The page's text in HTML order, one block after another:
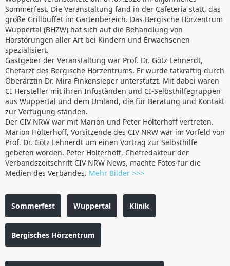
Sommerfest. Die Veranstaltung fand in der Cafeteria statt, das
große Grillbuffet im Gartenbereich. Das Bergische Hörzentrum
Wuppertal (BHZW) hat sich auf die Behandlung von
Hörstörungen aller Art bei Kindern und Erwachsenen
spezialisiert.
Gastgeber der Veranstaltung war Prof. Dr. Götz Lehnerdt,
Chefarzt des Bergische Hörzentrums. Er wurde tatkräftig durch
Oberärztin Dr. Mira Finkensieper unterstützt. Mit dabei waren
CI Hersteller mit ihren Infoständen und CI-Selbsthilfegruppen
aus Wuppertal und dem Umland, die für Beratung und Kontakt
zur Verfügung standen.
Der CIV NRW war mit Marion und Peter Hölterhoff vertreten.
Marion Hölterhoff, Vorsitzende des CIV NRW war im Vorfeld von
Prof. Dr. Götz Lehnerdt um einen Vortrag zur Selbsthilfe
gebeten worden. Peter Hölterhoff, Chefredakteur der
Verbandszeitschrift CIV NRW News, machte Fotos für die
Medien des Verbandes. Mehr Bilder >>>
Sommerfest Wuppertal Klinik
Bergisches Hörzentrum